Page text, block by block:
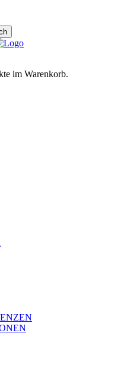
im Warenkorb.